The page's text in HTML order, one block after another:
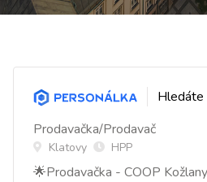
Hledáte
Prodavačka/Prodavač
Klatovy HPP
🌟Prodavačka - COOP